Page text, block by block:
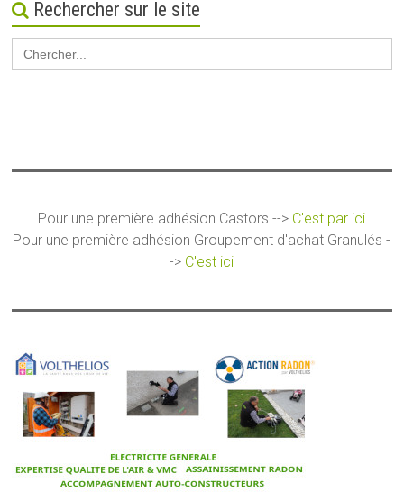
Rechercher sur le site
Search
for:
Pour une première adhésion Castors --> C'est par ici
Pour une première adhésion Groupement d'achat Granulés -
-> C'est ici